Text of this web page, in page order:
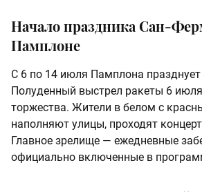
Начало праздника Сан-
Памплоне
С 6 по 14 июля Памплона
Полуденный выстрел ракеты 6
торжества. Жители в белом с
наполняют улицы, проходят
Главное зрелище — ежедневные
официально включенные в